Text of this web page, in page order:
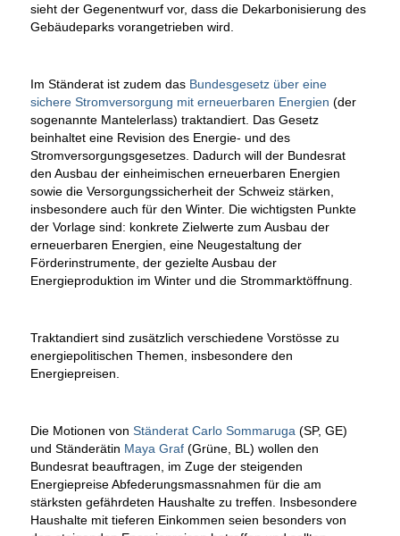
sieht der Gegenentwurf vor, dass die Dekarbonisierung des
Gebäudeparks vorangetrieben wird.
Im Ständerat ist zudem das Bundesgesetz über eine
sichere Stromversorgung mit erneuerbaren Energien (der
sogenannte Mantelerlass) traktandiert. Das Gesetz
beinhaltet eine Revision des Energie- und des
Stromversorgungsgesetzes. Dadurch will der Bundesrat
den Ausbau der einheimischen erneuerbaren Energien
sowie die Versorgungssicherheit der Schweiz stärken,
insbesondere auch für den Winter. Die wichtigsten Punkte
der Vorlage sind: konkrete Zielwerte zum Ausbau der
erneuerbaren Energien, eine Neugestaltung der
Förderinstrumente, der gezielte Ausbau der
Energieproduktion im Winter und die Strommarktöffnung.
Traktandiert sind zusätzlich verschiedene Vorstösse zu
energiepolitischen Themen, insbesondere den
Energiepreisen.
Die Motionen von Ständerat Carlo Sommaruga (SP, GE)
und Ständerätin Maya Graf(Grüne, BL) wollen den
Bundesrat beauftragen, im Zuge der steigenden
Energiepreise Abfederungsmassnahmen für die am
stärksten gefährdeten Haushalte zu treffen. Insbesondere
Haushalte mit tieferen Einkommen seien besonders von